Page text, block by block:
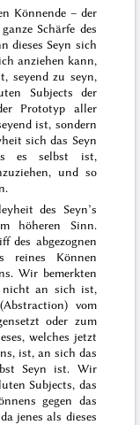
Könnende – der
Schärfe des
dieses Seyn sich
anziehen kann,
seyend zu seyn,
Subjects der
Prototyp aller
ist, sondern
sich das Seyn
es selbst ist,
und so
des Seyn’s
höheren Sinn.
des abgezognen
reines Können
Wir bemerkten
nichtan sich ist,
vom
oder zum
welches jetzt
ist, an sich das
Seyn ist. Wir
Subjects, das
gegen das
jenes als dieses